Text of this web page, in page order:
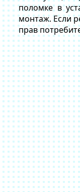
поломке в
монтаж. Если
прав